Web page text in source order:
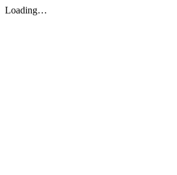
Loading…